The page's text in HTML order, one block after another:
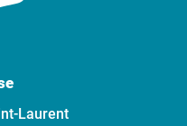
Laurent